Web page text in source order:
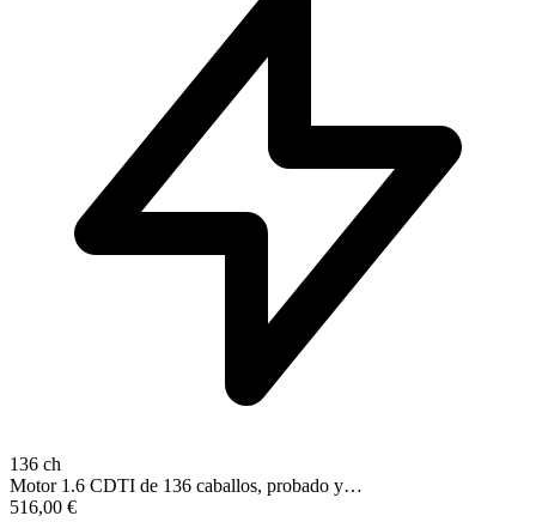
136 ch
Motor 1.6 CDTI de 136 caballos, probado y…
516,00 €